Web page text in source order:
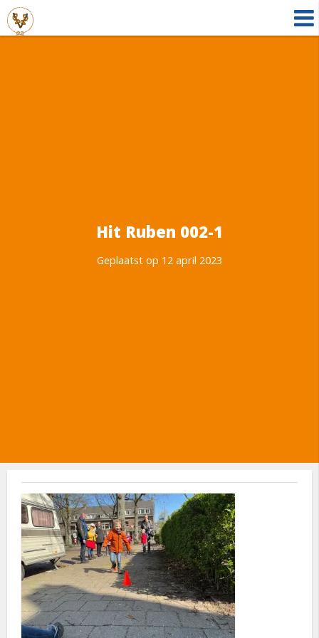
Hit Ruben 002-1
Geplaatst op 12 april 2023